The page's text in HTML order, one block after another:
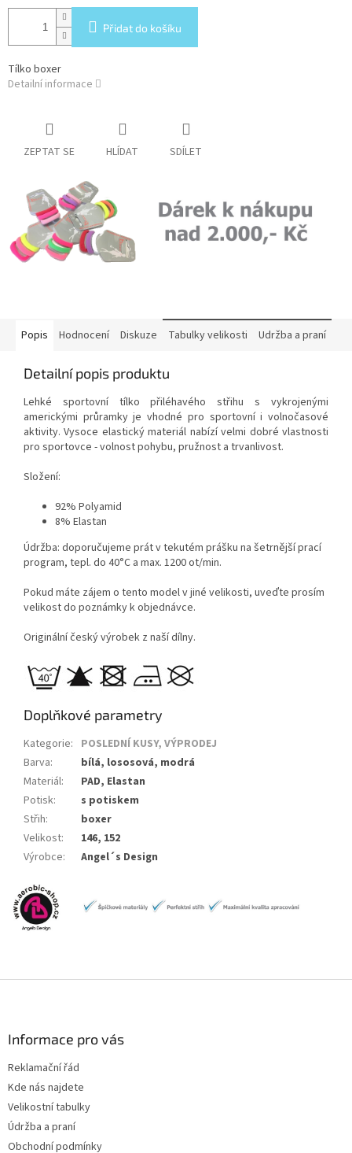
Přidat do košíku
Tílko boxer
Detailní informace
ZEPTAT SE HLÍDAT SDÍLET
Popis Hodnocení Diskuze Tabulky velikosti Udržba a praní
Detailní popis produktu
Lehké sportovní tílko přiléhavého střihu s vykrojenými
americkými průramky je vhodné pro sportovní i volnočasové
aktivity. Vysoce elastický materiál nabízí velmi dobré vlastnosti
pro sportovce - volnost pohybu, pružnost a trvanlivost.
Složení:
92% Polyamid
8% Elastan
Údržba: doporučujeme prát v tekutém prášku na šetrnější prací
program, tepl. do 40°C a max. 1200 ot/min.
Pokud máte zájem o tento model v jiné velikosti, uveďte prosím
velikost do poznámky k objednávce.
Originální český výrobek z naší dílny.
Doplňkové parametry
Kategorie: POSLEDNÍ KUSY, VÝPRODEJ
Barva:
bílá, lososová, modrá
Materiál:
PAD, Elastan
Potisk:
s potiskem
Střih:
boxer
Velikost:
146, 152
Výrobce: Angel´s Design
Informace pro vás
Reklamační řád
Kde nás najdete
Velikostní tabulky
Údržba a praní
Obchodní podmínky